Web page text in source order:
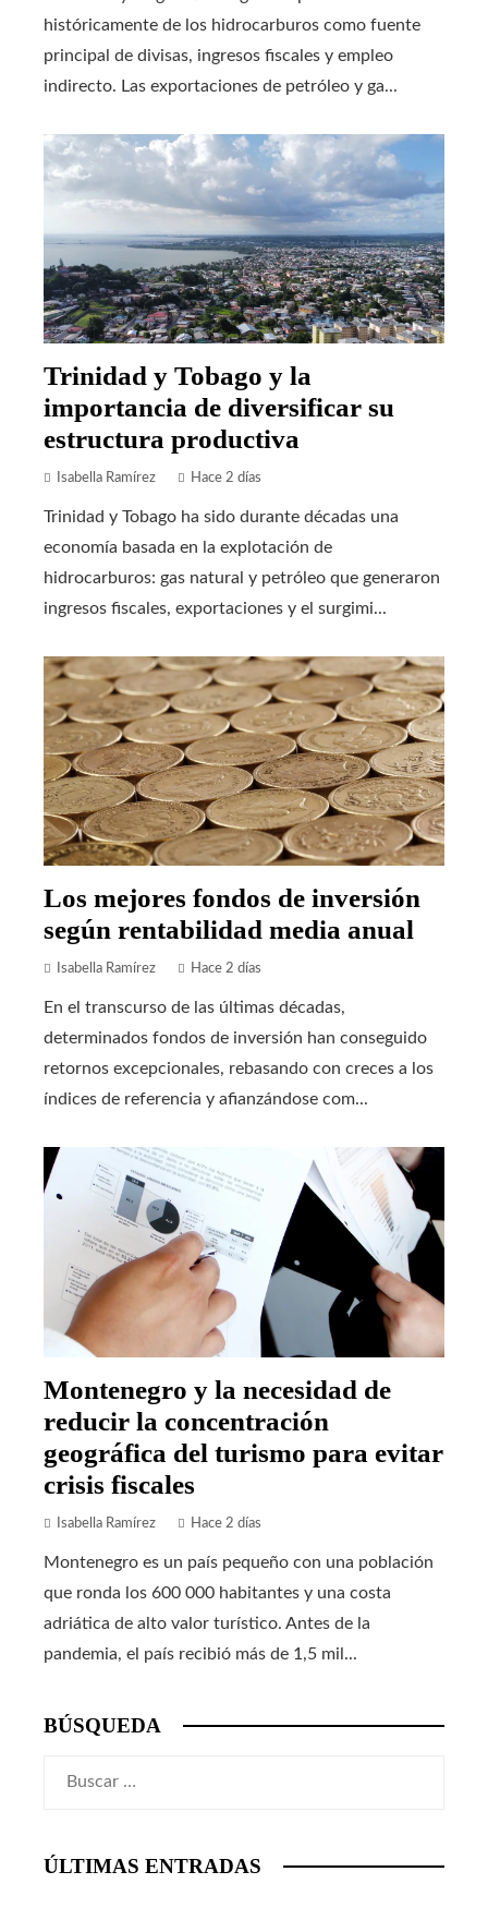
históricamente de los hidrocarburos como fuente
principal de divisas, ingresos fiscales y empleo
indirecto. Las exportaciones de petróleo y ga...
Trinidad y Tobago y la
importancia de diversificar su
estructura productiva
Isabella Ramírez Hace 2 días
Trinidad y Tobago ha sido durante décadas una
economía basada en la explotación de
hidrocarburos: gas natural y petróleo que generaron
ingresos fiscales, exportaciones y el surgimi...
Los mejores fondos de inversión
según rentabilidad media anual
Isabella Ramírez Hace 2 días
En el transcurso de las últimas décadas,
determinados fondos de inversión han conseguido
retornos excepcionales, rebasando con creces a los
índices de referencia y afianzándose com...
Montenegro y la necesidad de
reducir la concentración
geográfica del turismo para evitar
crisis fiscales
Isabella Ramírez Hace 2 días
Montenegro es un país pequeño con una población
que ronda los 600 000 habitantes y una costa
adriática de alto valor turístico. Antes de la
pandemia, el país recibió más de 1,5 mil...
BÚSQUEDA
ÚLTIMAS ENTRADAS